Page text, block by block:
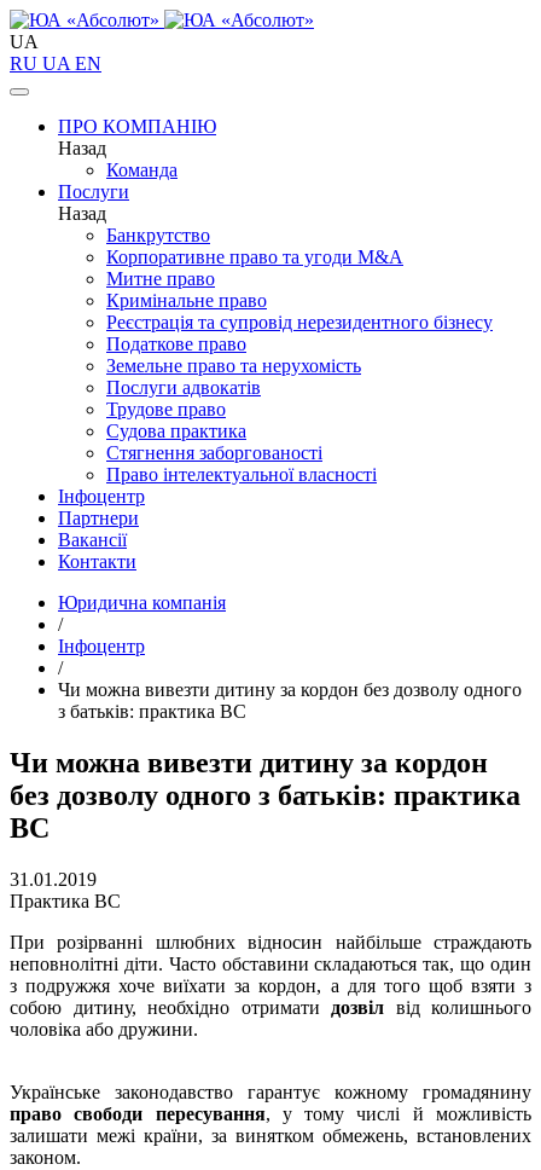
UA
RU UA EN
ПРО КОМПАНІЮ
Назад
Команда
Послуги
Назад
Банкрутство
Корпоративне право та угоди M&A
Митне право
Кримінальне право
Реєстрація та супровід нерезидентного бізнесу
Податкове право
Земельне право та нерухомість
Послуги адвокатів
Трудове право
Судова практика
Стягнення заборгованості
Право інтелектуальної власності
Інфоцентр
Партнери
Вакансії
Контакти
Юридична компанія
/
Інфоцентр
/
Чи можна вивезти дитину за кордон без дозволу одного
з батьків: практика ВС
Чи можна вивезти дитину за кордон
без дозволу одного з батьків: практика
ВС
31.01.2019
Практика ВС
При розірванні шлюбних відносин найбільше страждають
неповнолітні діти. Часто обставини складаються так, що один
з подружжя хоче виїхати за кордон, а для того щоб взяти з
собою дитину, необхідно отримати дозвіл від колишнього
чоловіка або дружини.
Українське законодавство гарантує кожному громадянину
право свободи пересування, у тому числі й можливість
залишати межі країни, за винятком обмежень, встановлених
законом.